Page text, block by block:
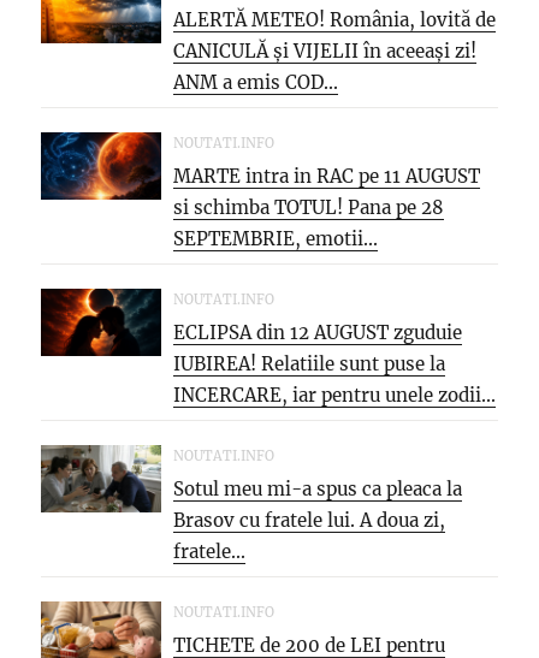
ALERTĂ METEO! România, lovită de
CANICULĂ și VIJELII în aceeași zi!
ANM a emis COD...
NOUTATI.INFO
MARTE intra in RAC pe 11 AUGUST
si schimba TOTUL! Pana pe 28
SEPTEMBRIE, emotii...
NOUTATI.INFO
ECLIPSA din 12 AUGUST zguduie
IUBIREA! Relatiile sunt puse la
INCERCARE, iar pentru unele zodii...
NOUTATI.INFO
Sotul meu mi-a spus ca pleaca la
Brasov cu fratele lui. A doua zi,
fratele...
NOUTATI.INFO
TICHETE de 200 de LEI pentru